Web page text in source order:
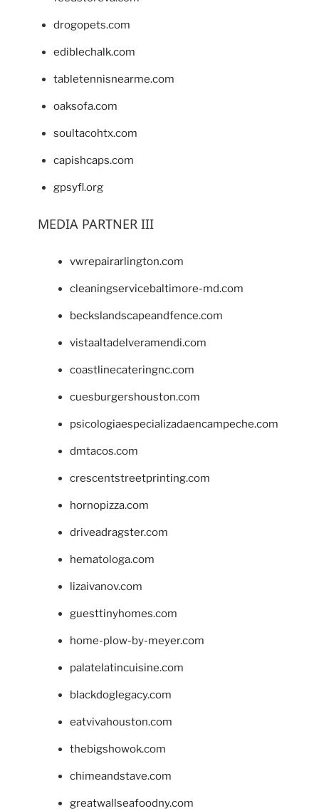
drogopets.com
ediblechalk.com
tabletennisnearme.com
oaksofa.com
soultacohtx.com
capishcaps.com
gpsyfl.org
MEDIA PARTNER III
vwrepairarlington.com
cleaningservicebaltimore-md.com
beckslandscapeandfence.com
vistaaltadelveramendi.com
coastlinecateringnc.com
cuesburgershouston.com
psicologiaespecializadaencampeche.com
dmtacos.com
crescentstreetprinting.com
hornopizza.com
driveadragster.com
hematologa.com
lizaivanov.com
guesttinyhomes.com
home-plow-by-meyer.com
palatelatincuisine.com
blackdoglegacy.com
eatvivahouston.com
thebigshowok.com
chimeandstave.com
greatwallseafoodny.com